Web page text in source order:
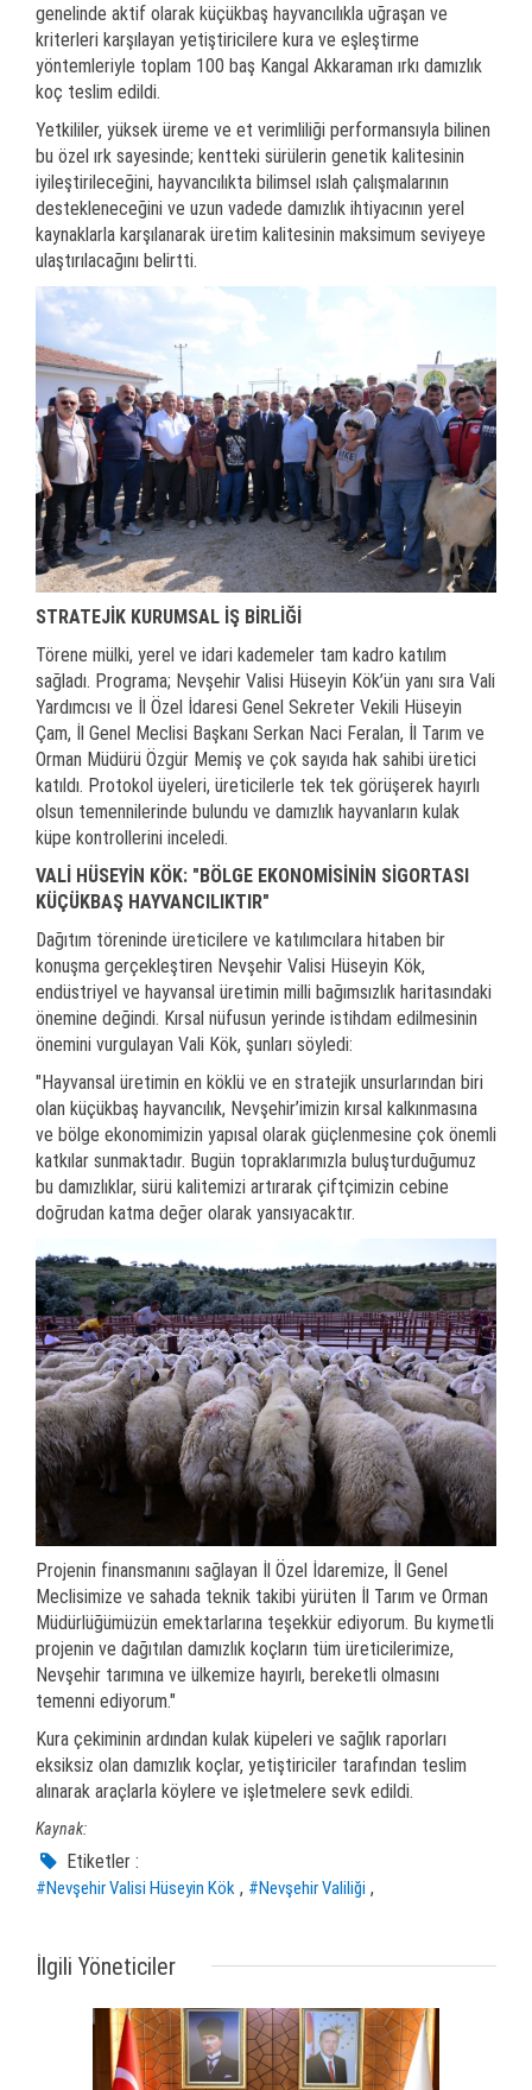
genelinde aktif olarak küçükbaş hayvancılıkla uğraşan ve
kriterleri karşılayan yetiştiricilere kura ve eşleştirme
yöntemleriyle toplam 100 baş Kangal Akkaraman ırkı damızlık
koç teslim edildi.
Yetkililer, yüksek üreme ve et verimliliği performansıyla bilinen
bu özel ırk sayesinde; kentteki sürülerin genetik kalitesinin
iyileştirileceğini, hayvancılıkta bilimsel ıslah çalışmalarının
destekleneceğini ve uzun vadede damızlık ihtiyacının yerel
kaynaklarla karşılanarak üretim kalitesinin maksimum seviyeye
ulaştırılacağını belirtti.
STRATEJİK KURUMSAL İŞ BİRLİĞİ
Törene mülki, yerel ve idari kademeler tam kadro katılım
sağladı. Programa; Nevşehir Valisi Hüseyin Kök’ün yanı sıra Vali
Yardımcısı ve İl Özel İdaresi Genel Sekreter Vekili Hüseyin
Çam, İl Genel Meclisi Başkanı Serkan Naci Feralan, İl Tarım ve
Orman Müdürü Özgür Memiş ve çok sayıda hak sahibi üretici
katıldı. Protokol üyeleri, üreticilerle tek tek görüşerek hayırlı
olsun temennilerinde bulundu ve damızlık hayvanların kulak
küpe kontrollerini inceledi.
VALİ HÜSEYİN KÖK: "BÖLGE EKONOMİSİNİN SİGORTASI
KÜÇÜKBAŞ HAYVANCILIKTIR"
Dağıtım töreninde üreticilere ve katılımcılara hitaben bir
konuşma gerçekleştiren Nevşehir Valisi Hüseyin Kök,
endüstriyel ve hayvansal üretimin milli bağımsızlık haritasındaki
önemine değindi. Kırsal nüfusun yerinde istihdam edilmesinin
önemini vurgulayan Vali Kök, şunları söyledi:
"Hayvansal üretimin en köklü ve en stratejik unsurlarından biri
olan küçükbaş hayvancılık, Nevşehir’imizin kırsal kalkınmasına
ve bölge ekonomimizin yapısal olarak güçlenmesine çok önemli
katkılar sunmaktadır. Bugün topraklarımızla buluşturduğumuz
bu damızlıklar, sürü kalitemizi artırarak çiftçimizin cebine
doğrudan katma değer olarak yansıyacaktır.
Projenin finansmanını sağlayan İl Özel İdaremize, İl Genel
Meclisimize ve sahada teknik takibi yürüten İl Tarım ve Orman
Müdürlüğümüzün emektarlarına teşekkür ediyorum. Bu kıymetli
projenin ve dağıtılan damızlık koçların tüm üreticilerimize,
Nevşehir tarımına ve ülkemize hayırlı, bereketli olmasını
temenni ediyorum."
Kura çekiminin ardından kulak küpeleri ve sağlık raporları
eksiksiz olan damızlık koçlar, yetiştiriciler tarafından teslim
alınarak araçlarla köylere ve işletmelere sevk edildi.
Kaynak:
Etiketler :
#Nevşehir Valisi Hüseyin Kök , #Nevşehir Valiliği ,
İlgili Yöneticiler